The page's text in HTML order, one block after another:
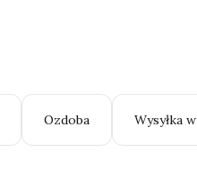
Ozdoba Wysyłka w